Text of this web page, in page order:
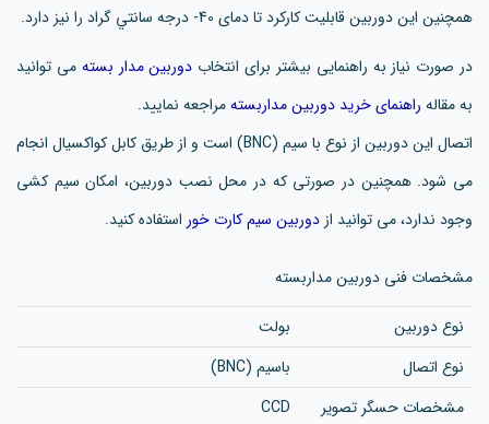
همچنین این دوربین قابليت کارکرد تا دمای 40- درجه سانتي گراد را نیز دارد.
در صورت نیاز به راهنمایی بیشتر برای انتخاب دوربین مدار بسته می توانید
به مقاله راهنمای خرید دوربین مداربستهمراجعه نمایید.
اتصال این دوربین از نوع با سیم (BNC) است و از طریق کابل کواکسیال انجام
می شود. همچنین در صورتی که در محل نصب دوربین، امکان سیم کشی
وجود ندارد، می توانید از دوربین سیم کارت خور استفاده کنید.
مشخصات فنی دوربین مداربسته
نوع دوربین
بولت
نوع اتصال
باسیم (BNC)
مشخصات حسگر تصویر
CCD